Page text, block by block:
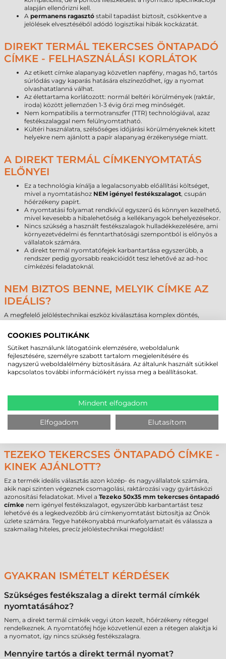
alapján ellenőrizni kell.
A permanens ragasztó stabil tapadást biztosít, csökkentve a
jelölések elvesztéséből adódó logisztikai hibák kockázatát.
DIREKT TERMÁL TEKERCSES ÖNTAPADÓ
CÍMKE - FELHASZNÁLÁSI KORLÁTOK
Az etikett címke alapanyag közvetlen napfény, magas hő, tartós
súrlódás vagy kaparás hatására elszíneződhet, így a nyomat
olvashatatlanná válhat.
Az élettartama korlátozott: normál beltéri körülmények (raktár,
iroda) között jellemzően 1-3 évig őrzi meg minőségét.
Nem kompatibilis a termotranszfer (TTR) technológiával, azaz
festékszalaggal nem felülnyomtatható.
Kültéri használatra, szélsőséges időjárási körülményeknek kitett
helyekre nem ajánlott a papír alapanyag érzékenysége miatt.
A DIREKT TERMÁL CÍMKENYOMTATÁS
ELŐNYEI
Ez a technológia kínálja a legalacsonyabb előállítási költséget,
mivel a nyomtatáshoz NEM igényel festékszalagot, csupán
hőérzékeny papírt.
A nyomtatási folyamat rendkívül egyszerű és könnyen kezelhető,
mivel kevesebb a hibalehetőség a kellékanyagok behelyezésekor.
Nincs szükség a használt festékszalagok hulladékkezelésére, ami
környezetvédelmi és fenntarthatósági szempontból is előnyös a
vállalatok számára.
A direkt termál nyomtatófejek karbantartása egyszerűbb, a
rendszer pedig gyorsabb reakcióidőt tesz lehetővé az ad-hoc
címkézési feladatoknál.
NEM BIZTOS BENNE, MELYIK CÍMKE AZ
IDEÁLIS?
A megfelelő jelöléstechnikai eszköz kiválasztása komplex döntés,
kompatibilitását, a címkézendő felület anyagát és a várható környezeti
terhelést. Egy rosszul megválasztott alapanyag vagy ragasztó típus
jelentős többletköltséget és logisztikai fennakadást okozhat, ezért
érdemes a tervezési fázisban szakértői segítséget igénybe venni. A
Tezeko 50x35 mm tekercses öntapadó címkekiváló megoldás a
legtöbb általános feladatra, de speciális igények esetén más konstrukció
környezeti ellenállásra van szükségük, tanácsadó csapatunk készséggel
áll rendelkezésre a legmegfelelőbb konstrukció meghatározásában.
Nagyobb volumenű beszerzések vagy rendszeres szállítási igény esetén
kérjék személyre szabott ajánlatunkat, hogy optimalizálhassák
üzemeltetési költségeiket és biztosítsák ellátási láncuk zavartalanságát.
TEZEKO TEKERCSES ÖNTAPADÓ CÍMKE -
KINEK AJÁNLOTT?
Ez a termék ideális választás azon közép- és nagyvállalatok számára,
akik napi szinten végeznek csomagolási, raktározási vagy gyártásközi
azonosítási feladatokat. Mivel a Tezeko 50x35 mm tekercses öntapadó
címke nem igényel festékszalagot, egyszerűbb karbantartást tesz
lehetővé és a legkedvezőbb árú címkenyomtatást biztosítja az Önök
üzlete számára. Tegye hatékonyabbá munkafolyamatait és válassza a
szakmailag hiteles, precíz jelöléstechnikai megoldást!
GYAKRAN ISMÉTELT KÉRDÉSEK
Szükséges festékszalag a direkt termál címkék
nyomtatásához?
Nem, a direkt termál címkék vegyi úton kezelt, hőérzékeny réteggel
rendelkeznek. A nyomtatófej hője közvetlenül ezen a rétegen alakítja ki
a nyomatot, így nincs szükség festékszalagra.
Mennyire tartós a direkt termál nyomat?
COOKIES POLITIKÁNK
Sütiket használunk látogatóink elemzésére, weboldalunk
fejlesztésére, személyre szabott tartalom megjelenítésére és
nagyszerű weboldalélmény biztosítására. Az általunk használt sütikkel
kapcsolatos további információkért nyissa meg a beállításokat.
Mindent elfogadom
Elfogadom Elutasítom